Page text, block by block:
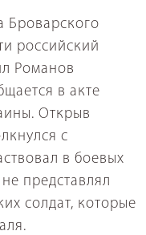
российский
Романов
в акте
Открыв
с
в боевых
представлял
солдат, которые